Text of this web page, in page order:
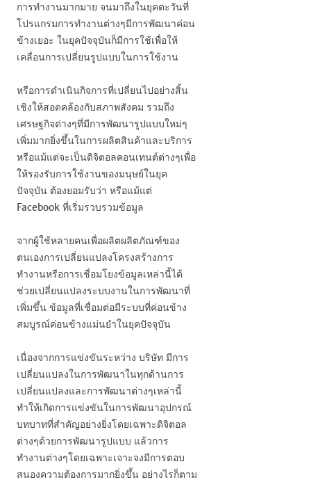
การทำงานมากมาย จนมาถึงในยุคตะวันที่
โปรแกรมการทำงานต่างๆมีการพัฒนาค่อน
ข้างเยอะ ในยุคปัจจุบันก็มีการใช้เพื่อให้
เคลื่อนการเปลี่ยนรูปแบบในการใช้งาน
หรือการดำเนินกิจการที่เปลี่ยนไปอย่างสิ้น
เชิงให้สอดคล้องกับสภาพสังคม รวมถึง
เศรษฐกิจต่างๆที่มีการพัฒนารูปแบบใหม่ๆ
เพิ่มมากยิ่งขึ้นในการผลิตสินค้าและบริการ
หรือแม้แต่จะเป็นดิจิตอลคอนเทนต์ต่างๆเพื่อ
ให้รองรับการใช้งานของมนุษย์ในยุค
ปัจจุบัน ต้องยอมรับว่า หรือแม้แต่
Facebook ที่เริ่มรวบรวมข้อมูล
จากผู้ใช้หลายคนเพื่อผลิตผลิตภัณฑ์ของ
ตนเองการเปลี่ยนแปลงโครงสร้างการ
ทำงานหรือการเชื่อมโยงข้อมูลเหล่านี้ได้
ช่วยเปลี่ยนแปลงระบบงานในการพัฒนาที่
เพิ่มขึ้น ข้อมูลที่เชื่อมต่อมีระบบที่ค่อนข้าง
สมบูรณ์ค่อนข้างแม่นยำในยุคปัจจุบัน
เนื่องจากการแข่งขันระหว่าง บริษัท มีการ
เปลี่ยนแปลงในการพัฒนาในทุกด้านการ
เปลี่ยนแปลงและการพัฒนาต่างๆเหล่านี้
ทำให้เกิดการแข่งขันในการพัฒนาอุปกรณ์
บทบาทที่สำคัญอย่างยิ่งโดยเฉพาะดิจิตอล
ต่างๆด้วยการพัฒนารูปแบบ แล้วการ
ทำงานต่างๆโดยเฉพาะเจาะจงมีการตอบ
สนองความต้องการมากยิ่งขึ้น อย่างไรก็ตาม